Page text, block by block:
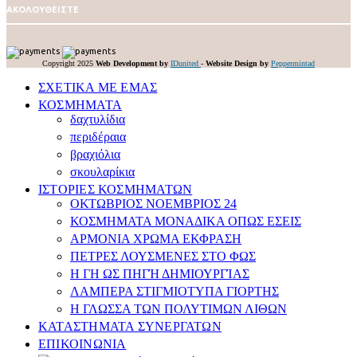
ΑΚΟΛΟΥΘΕΙΣΤΕ
Copyright 2025 Web Development by IDunited - Website Design by Peppermintad
ΣΧΕΤΙΚΑ ΜΕ ΕΜΑΣ
ΚΟΣΜΗΜΑΤΑ
δαχτυλίδια
περιδέραια
βραχιόλια
σκουλαρίκια
ΙΣΤΟΡΙΕΣ ΚΟΣΜΗΜΑΤΩΝ
ΟΚΤΩΒΡΙΟΣ ΝΟΕΜΒΡΙΟΣ 24
ΚΟΣΜΗΜΑΤΑ ΜΟΝΑΔΙΚΑ ΟΠΩΣ ΕΣΕΙΣ
APMONIA ΧΡΩΜΑ EΚΦΡΑΣΗ
ΠΕΤΡΕΣ ΛΟΥΣΜEΝΕΣ ΣΤΟ ΦΩΣ
Η ΓΗ ΩΣ ΠΗΓΉ ΔΗΜΙΟΥΡΓΊΑΣ
ΛΑΜΠΕΡΑ ΣΤΙΓΜΙΟΤΥΠΑ ΓΙΟΡΤΗΣ
Η ΓΛΩΣΣΑ ΤΩΝ ΠΟΛΥΤΙΜΩΝ ΛΙΘΩΝ
ΚΑΤΑΣΤΗΜΑΤΑ ΣΥΝΕΡΓΑΤΩΝ
ΕΠΙΚΟΙΝΩΝΙΑ